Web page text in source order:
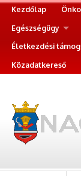
Kezdőlap
Egészségügy
Életkezdési
Közadatkereső